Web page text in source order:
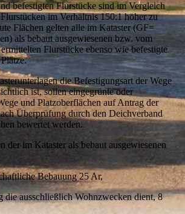
befestigten Flurstücke sind im Vergleich
im Verhältnis 150:1 höher zu
Flächen gelten alle im Kataster (GF=
als bebaut ausgewiesenen bzw. vom
Flurstücke ebenso wie befestigte
die Befestigungsart der Wege
ist, sollen eingegrünte oder
und Platzoberflächen auf Antrag der
Überprüfung durch den Deichverband
bewertet werden.
der im Kataster als bebaut ausgewiesenen
Bebauung 25 Ar,
die ausschließlich Wohnzwecken dient, 8